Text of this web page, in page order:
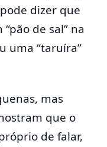
dizer que
de sal” na
uma “taruíra”
mas
que o
de falar,